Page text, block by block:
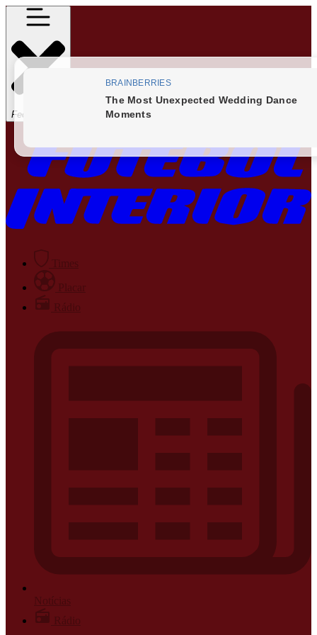
Fechar Menu
Times
Placar
Rádio
Notícias
Rádio